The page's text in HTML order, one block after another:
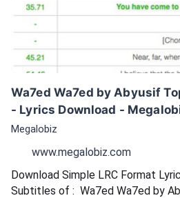
Wa7ed Wa7ed by Abyusif
- Lyrics Download -
Megalobiz
www.megalobiz.com
Download Simple LRC Format
Subtitles of :  Wa7ed Wa7ed by